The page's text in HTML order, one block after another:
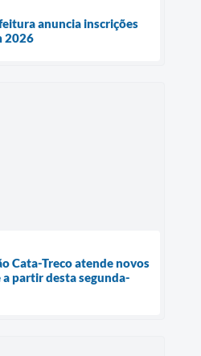
anuncia inscrições
2026
Cata-Treco atende novos
partir desta segunda-